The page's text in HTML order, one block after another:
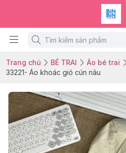
Trang chủ BÉ TRAI Áo bé trai
33221- Áo khoác gió cún nâu